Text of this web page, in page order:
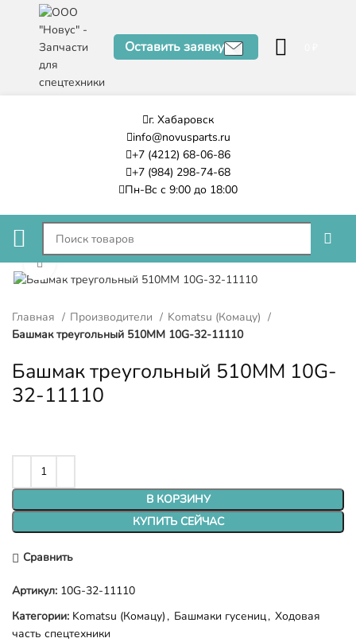
Оставить заявку
г. Хабаровск
info@novusparts.ru
+7 (4212) 68-06-86
+7 (984) 298-74-68
Пн-Вс с 9:00 до 18:00
Нажмите, чтобы увеличить
Главная Производители
Komatsu (Комацу)
Башмак треугольный 510ММ 10G-32-11110
Башмак треугольный 510ММ 10G-
32-11110
В КОРЗИНУ
КУПИТЬ СЕЙЧАС
Сравнить
Артикул: 10G-32-11110
Категории: Komatsu (Комацу) , Башмаки гусениц, Ходовая
часть спецтехники